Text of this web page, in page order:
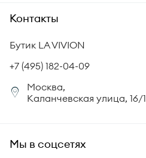
Комплект документов
Политика возврата
Сертификация бриллиантов
Юридическая информация
СМИ о нас
Корпоративный портал
Академия LA VIVION
Статьи
Контакты
Бутик LA VIVION
+7 (495) 182-04-09
Москва,
Каланчевская улица, 16/1
Мы в соцсетях